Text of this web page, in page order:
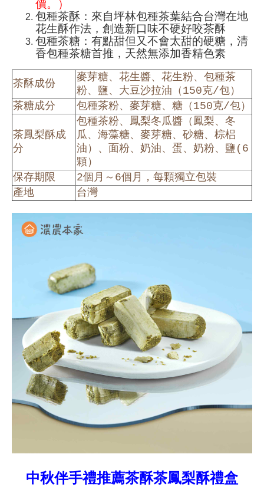
價。）
包種茶酥：來自坪林包種茶葉結合台灣在地
花生酥作法，創造新口味不硬好咬茶酥
包種茶糖：有點甜但又不會太甜的硬糖，清
香包種茶糖首推，天然無添加香精色素
茶酥成份
麥芽糖、花生醬、花生粉、包種茶
粉、鹽、大豆沙拉油（150克/包）
茶糖成分
包種茶粉、麥芽糖、糖（150克/包）
茶鳳梨酥成
分
包種茶粉、鳳梨冬瓜醬（鳳梨、冬
瓜、海藻糖、麥芽糖、砂糖、棕梠
油）、面粉、奶油、蛋、奶粉、鹽(6
顆）
保存期限
2個月～6個月，每顆獨立包裝
產地
台灣
中秋伴手禮推薦茶酥茶鳳梨酥禮盒